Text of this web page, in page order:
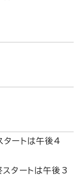
タートは午後4
タートは午後3